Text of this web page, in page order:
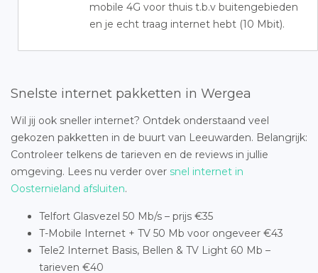
mobile 4G voor thuis t.b.v buitengebieden
en je echt traag internet hebt (10 Mbit).
Snelste internet pakketten in Wergea
Wil jij ook sneller internet? Ontdek onderstaand veel
gekozen pakketten in de buurt van Leeuwarden. Belangrijk:
Controleer telkens de tarieven en de reviews in jullie
omgeving. Lees nu verder over snel internet in
Oosternieland afsluiten.
Telfort Glasvezel 50 Mb/s – prijs €35
T-Mobile Internet + TV 50 Mb voor ongeveer €43
Tele2 Internet Basis, Bellen & TV Light 60 Mb –
tarieven €40